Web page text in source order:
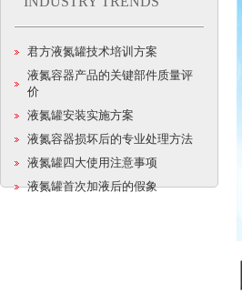
君方液氮罐技术培训方案
液氮容器产品的关键部件质量评
价
液氮罐安装实施方案
液氮容器损坏后的专业处理方法
液氮罐四大使用注意事项
液氮罐首次加液后的假象